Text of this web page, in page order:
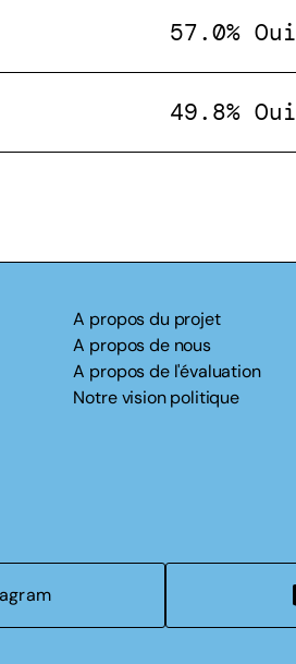
57.0% Oui
49.8% Oui
A propos du projet
A propos de nous
A propos de l'évaluation
Notre vision politique